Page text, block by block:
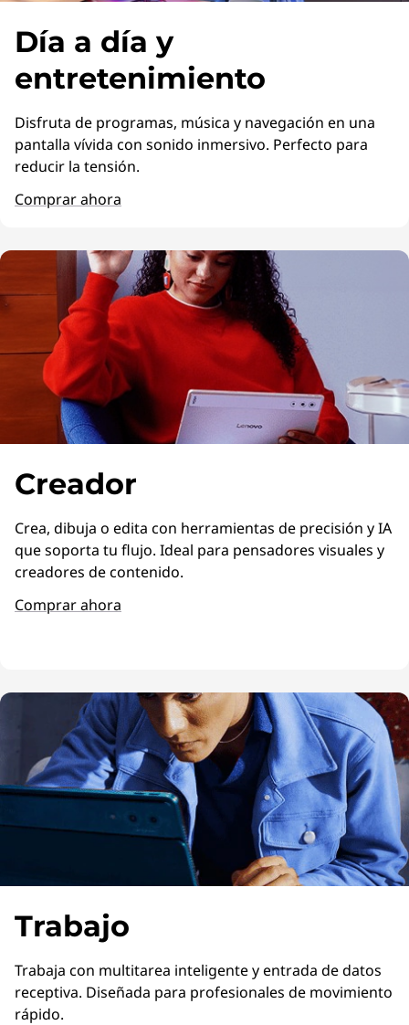
Día a día y
entretenimiento
Disfruta de programas, música y navegación en una
pantalla vívida con sonido inmersivo. Perfecto para
reducir la tensión.
Comprar ahora
Creador
Crea, dibuja o edita con herramientas de precisión y IA
que soporta tu flujo. Ideal para pensadores visuales y
creadores de contenido.
Comprar ahora
Trabajo
Trabaja con multitarea inteligente y entrada de datos
receptiva. Diseñada para profesionales de movimiento
rápido.